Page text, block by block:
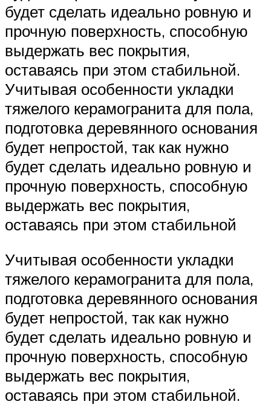
будет сделать идеально ровную и
прочную поверхность, способную
выдержать вес покрытия,
оставаясь при этом стабильной.
Учитывая особенности укладки
тяжелого керамогранита для пола,
подготовка деревянного основания
будет непростой, так как нужно
будет сделать идеально ровную и
прочную поверхность, способную
выдержать вес покрытия,
оставаясь при этом стабильной
Учитывая особенности укладки
тяжелого керамогранита для пола,
подготовка деревянного основания
будет непростой, так как нужно
будет сделать идеально ровную и
прочную поверхность, способную
выдержать вес покрытия,
оставаясь при этом стабильной.